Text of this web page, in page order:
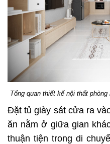
Tổng quan thiết kế nội thất
Đặt tủ giày sát cửa ra
ăn nằm ở giữa gian
thuận tiện trong di